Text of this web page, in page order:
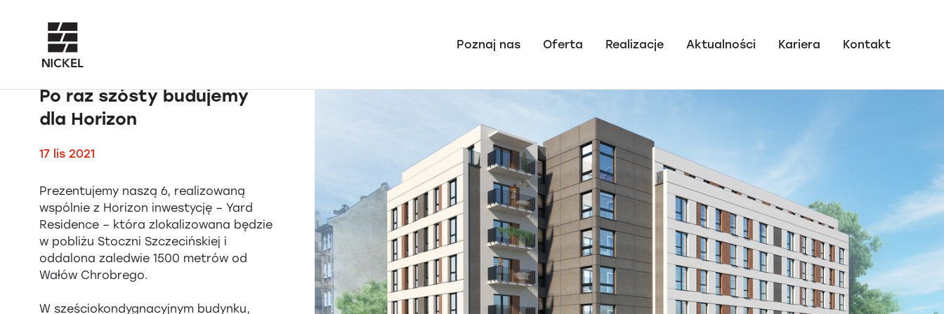
Poznaj nas Oferta Realizacje Aktualności Kariera Kontakt
Po raz szósty budujemy
dla Horizon
17 lis 2021
Prezentujemy naszą 6, realizowaną
wspólnie z Horizon inwestycję – Yard
Residence – która zlokalizowana będzie
w pobliżu Stoczni Szczecińskiej i
oddalona zaledwie 1500 metrów od
Wałów Chrobrego.
W sześciokondygnacyjnym budynku,